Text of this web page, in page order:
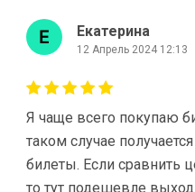
Екатерина
12 Апрель 2024 12:13
Я чаще всего покупаю
таком случае
билеты. Если сравнить
то тут подешевле